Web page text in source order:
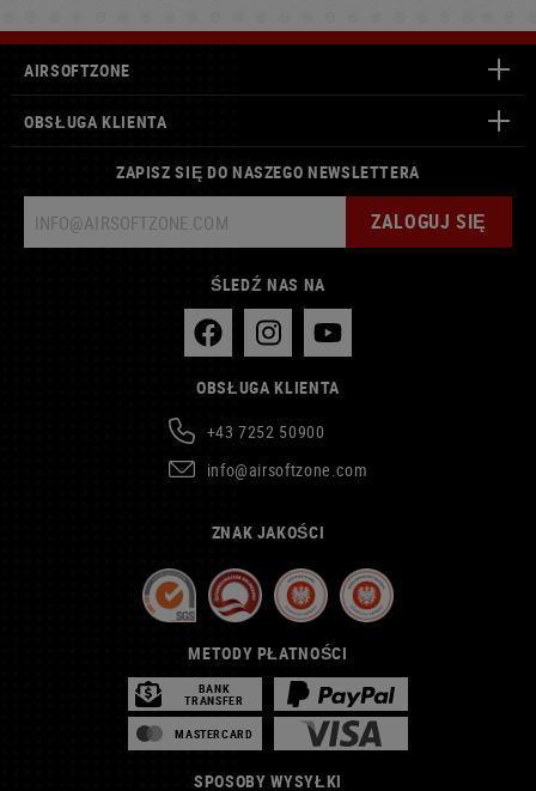
AIRSOFTZONE
OBSŁUGA KLIENTA
ZAPISZ SIĘ DO NASZEGO NEWSLETTERA
ZALOGUJ SIĘ
ŚLEDŹ NAS NA
OBSŁUGA KLIENTA
+43 7252 50900
info@airsoftzone.com
ZNAK JAKOŚCI
METODY PŁATNOŚCI
BANK
TRANSFER
MASTERCARD
SPOSOBY WYSYŁKI